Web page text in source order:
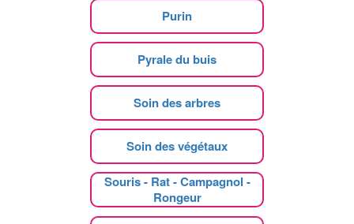
Purin
Pyrale du buis
Soin des arbres
Soin des végétaux
Souris - Rat - Campagnol -
Rongeur